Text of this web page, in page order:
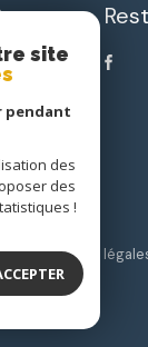
Mentions
site
pendant
des
des
!